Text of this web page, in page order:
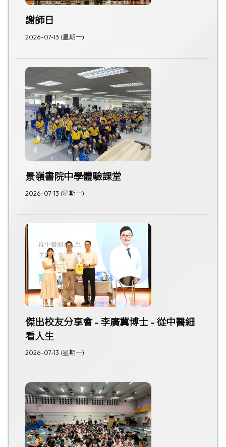
謝師日
2026-07-13 (星期一)
景嶺書院中學體驗課堂
2026-07-13 (星期一)
傑出校友分享會 - 李廣冀博士 - 從中醫細
看人生
2026-07-13 (星期一)